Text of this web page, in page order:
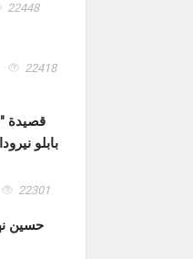
22448
22418
قصيدة
بابلو
22301
حسين